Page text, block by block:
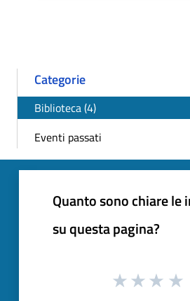
Categorie
Biblioteca (4)
Eventi passati
Quanto sono chiare le
su questa pagina?